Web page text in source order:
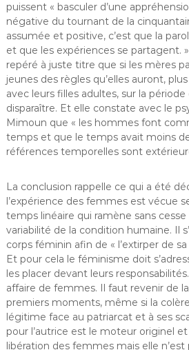
puissent « basculer d’une
négative du tournant de la
assumée et positive, c’est que la
et que les expériences se partagent.
repéré à juste titre que si les mères
jeunes des règles qu’elles auront,
avec leurs filles adultes, sur la
disparaître. Et elle constate avec le
Mimoun que « les hommes font
temps et que le temps avait moins
références temporelles sont
La conclusion rappelle ce qui a été
l’expérience des femmes est vécue
temps linéaire qui ramène sans
variabilité de la condition humaine. Il
corps féminin afin de « l’extirper de
Et pour cela le féminisme doit
les placer devant leurs responsabilités.
affaire de femmes. Il faut revenir de
premiers moments, même si la
légitime face au patriarcat et à ses
pour l’autrice est le moteur originel
libération des femmes mais elle